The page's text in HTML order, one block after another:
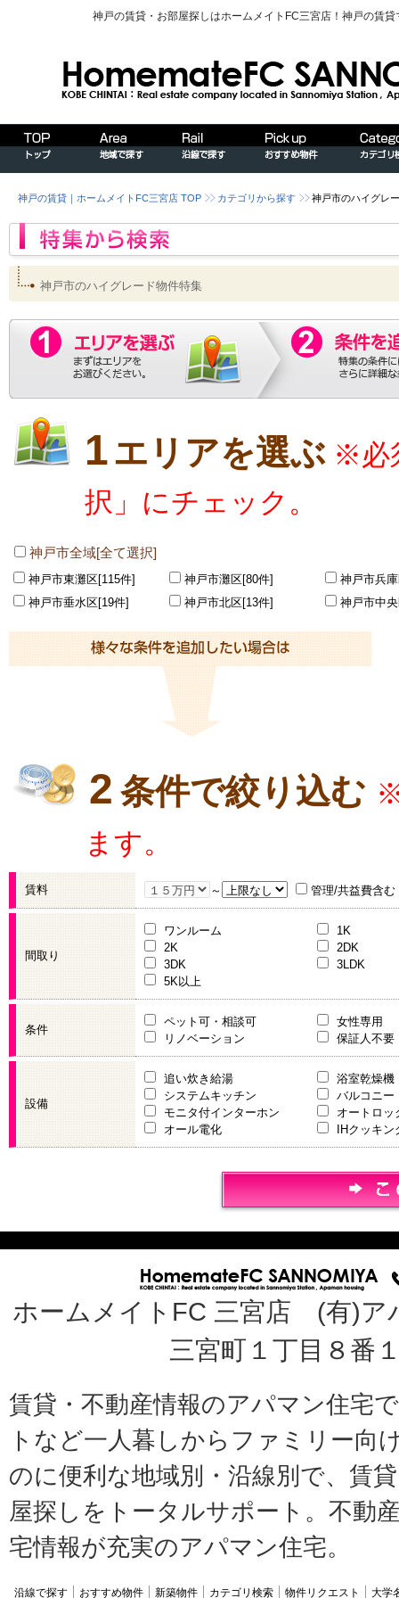
神戸の賃貸・お部屋探しはホームメイトFC三宮店！神戸の賃
神戸の賃貸｜ホームメイトFC三宮店 TOP カテゴリから探す 神戸市のハイグレ
神戸市のハイグレード物件特集
1エリアを選ぶ ※必
択」にチェック。
神戸市全域[全て選択]
神戸市東灘区[115件] 神戸市灘区[80件]
神戸市兵
神戸市垂水区[19件]
神戸市北区[13件] 神戸市中
2 条件で絞り込む
ます。
賃料 ～ 管理/共益費含む
間取り
ワンルーム
1K
2K
2DK
3DK
3LDK
5K以上
条件
ペット可・相談可
女性専用
リノベーション
保証人不要
設備
追い炊き給湯
浴室乾燥機
システムキッチン
バルコニー
モニタ付インターホン
オートロッ
オール電化
IHクッキ
ホームメイトFC 三宮店 (有)
三宮町１丁目８番
賃貸・不動産情報のアパマン住宅
トなど一人暮しからファミリー向
のに便利な地域別・沿線別で、賃
屋探しをトータルサポート。不動
宅情報が充実のアパマン住宅。
沿線で探す おすすめ物件 新築物件 カテゴリ検索 物件リクエスト 大学